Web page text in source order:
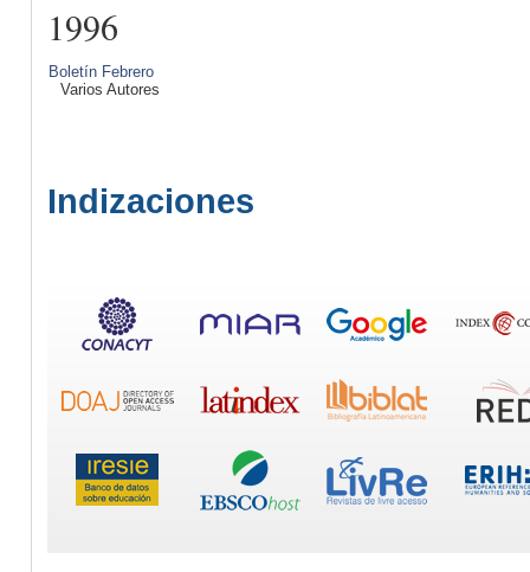
1996
Boletín Febrero
Varios Autores
Indizaciones